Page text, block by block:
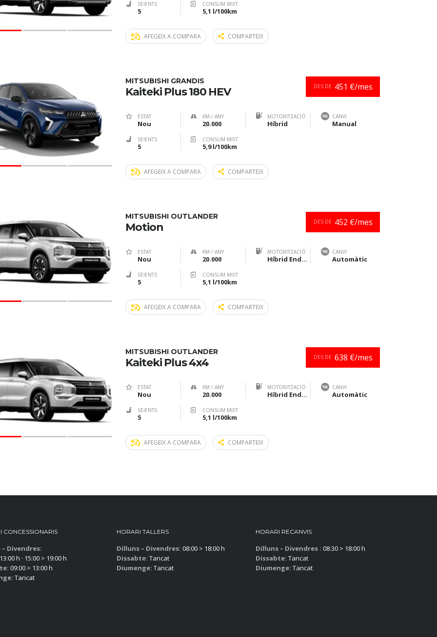
SEIENTS
5
CONSUM MIXT
5,1 l/100km
AFEGEIX A COMPARA COMPARTEIX
DES DE 451 €/mes
MITSUBISHI GRANDIS
Kaiteki Plus 180 HEV
ESTAT
Nou
KM / ANY
20.000
MOTORITZACIÓ
Híbrid
CANVI
Manual
SEIENTS
5
CONSUM MIXT
5,9 l/100km
AFEGEIX A COMPARA COMPARTEIX
DES DE 452 €/mes
MITSUBISHI OUTLANDER
Motion
ESTAT
Nou
KM / ANY
20.000
MOTORITZACIÓ
Híbrid Endollable
CANVI
Automàtic
SEIENTS
5
CONSUM MIXT
5,1 l/100km
AFEGEIX A COMPARA COMPARTEIX
DES DE 638 €/mes
MITSUBISHI OUTLANDER
Kaiteki Plus 4x4
ESTAT
Nou
KM / ANY
20.000
MOTORITZACIÓ
Híbrid Endollable
CANVI
Automàtic
SEIENTS
5
CONSUM MIXT
5,1 l/100km
AFEGEIX A COMPARA COMPARTEIX
CONCESSIONARIS
Divendres:
h · 15:00 > 19:00 h
09:00 > 13:00 h
Tancat
HORARI TALLERS
Dilluns – Divendres: 08:00 > 18:00 h
Dissabte: Tancat
Diumenge: Tancat
HORARI RECANVIS
Dilluns – Divendres : 08:30 > 18:00 h
Dissabte: Tancat
Diumenge: Tancat